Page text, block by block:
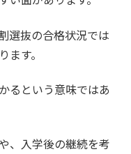
選抜の合格状況では
す。
るという意味ではあ
、入学後の継続を考